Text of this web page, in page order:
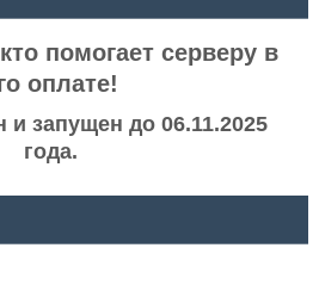
помогает серверу в
оплате!
и запущен до 06.11.2025
года.